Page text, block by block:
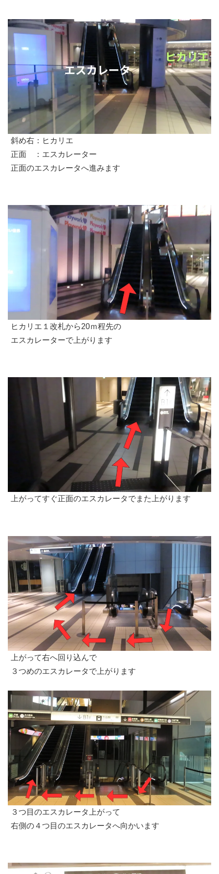
斜め右：ヒカリエ
正面 ：エスカレーター
正面のエスカレータへ進みます
ヒカリエ１改札から20ｍ程先の
エスカレーターで上がります
上がってすぐ正面のエスカレータでまた上がります
上がって右へ回り込んで
３つめのエスカレータで上がります
３つ目のエスカレータ上がって
右側の４つ目のエスカレータへ向かいます